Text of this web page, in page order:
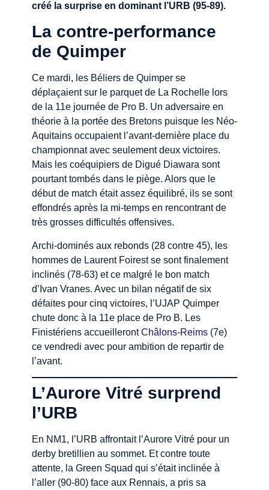
créé la surprise en dominant l’URB (95-89).
La contre-performance
de Quimper
Ce mardi, les Béliers de Quimper se
déplaçaient sur le parquet de La Rochelle lors
de la 11e journée de Pro B. Un adversaire en
théorie à la portée des Bretons puisque les Néo-
Aquitains occupaient l’avant-dernière place du
championnat avec seulement deux victoires.
Mais les coéquipiers de Digué Diawara sont
pourtant tombés dans le piège. Alors que le
début de match était assez équilibré, ils se sont
effondrés après la mi-temps en rencontrant de
très grosses difficultés offensives.
Archi-dominés aux rebonds (28 contre 45), les
hommes de Laurent Foirest se sont finalement
inclinés (78-63) et ce malgré le bon match
d’Ivan Vranes. Avec un bilan négatif de six
défaites pour cinq victoires, l’UJAP Quimper
chute donc à la 11e place de Pro B. Les
Finistériens accueillerontChâlons-Reims(7e)
ce vendredi avec pour ambition de repartir de
l’avant.
L’Aurore Vitré surprend
l’URB
En NM1, l’URB affrontait l’Aurore Vitré pour un
derby bretillien au sommet. Et contre toute
attente, la Green Squad qui s’était inclinée à
l’aller (90-80) face aux Rennais, a pris sa